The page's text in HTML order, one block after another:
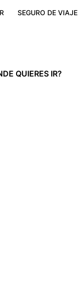
SEGURO DE VIAJE
QUIERES IR?